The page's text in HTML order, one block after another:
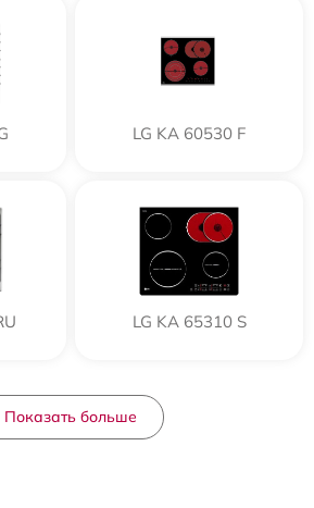
LG KA 60530 F
LG KA 65310 S
Показать больше